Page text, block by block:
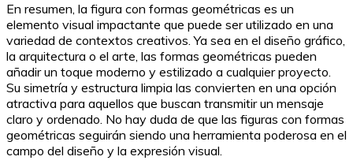
En resumen, la figura con formas geométricas es un
elemento visual impactante que puede ser utilizado en una
variedad de contextos creativos. Ya sea en el diseño gráfico,
la arquitectura o el arte, las formas geométricas pueden
añadir un toque moderno y estilizado a cualquier proyecto.
Su simetría y estructura limpia las convierten en una opción
atractiva para aquellos que buscan transmitir un mensaje
claro y ordenado. No hay duda de que las figuras con formas
geométricas seguirán siendo una herramienta poderosa en el
campo del diseño y la expresión visual.